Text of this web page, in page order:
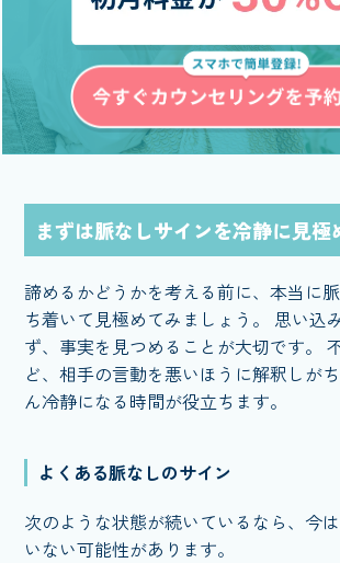
まずは脈なしサインを冷静に見極
諦めるかどうかを考える前に、本当に
ち着いて見極めてみましょう。 思い込
ず、事実を見つめることが大切です。
ど、相手の言動を悪いほうに解釈しが
ん冷静になる時間が役立ちます。
よくある脈なしのサイン
次のような状態が続いているなら、今
いない可能性があります。